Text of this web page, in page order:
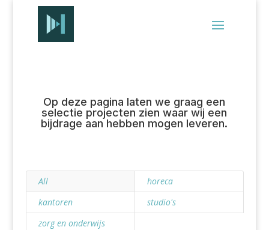
Op deze pagina laten we graag een
selectie projecten zien waar wij een
bijdrage aan hebben mogen leveren.
All
horeca
kantoren
studio's
zorg en onderwijs